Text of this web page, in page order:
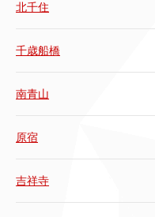
北千住
千歳船橋
南青山
原宿
吉祥寺